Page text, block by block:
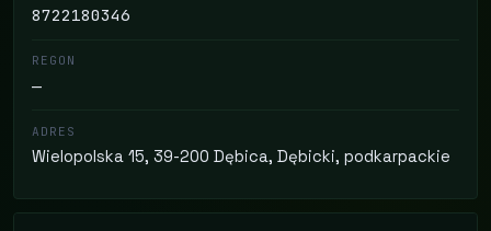
8722180346
REGON
—
ADRES
Wielopolska 15, 39-200 Dębica, Dębicki, podkarpackie